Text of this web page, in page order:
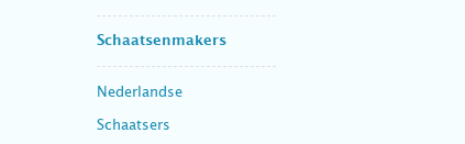
Schaatsenmakers
Nederlandse
Schaatsers